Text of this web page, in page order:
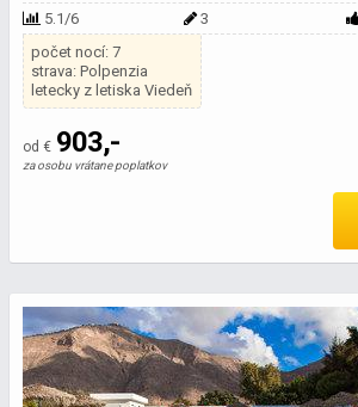
5.1/6 3
počet nocí: 7
strava: Polpenzia
letecky z letiska Viedeň
od € 903,-
za osobu vrátane poplatkov